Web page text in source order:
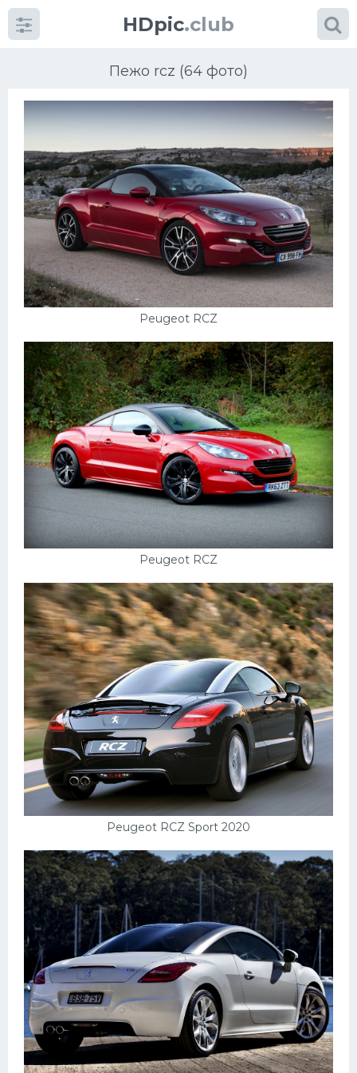
HDpic.club
Пежо rcz (64 фото)
Peugeot RCZ
Peugeot RCZ
Peugeot RCZ Sport 2020
Категории
Разное
Автомобили
Красивые фото машин
Ниссан
Пежо
Ауди
Гараж
Русские авто
Сузуки
Мерседес
Фольксваген
Лексус
Дэу
Скания
Форд
Черри
Джили
Кавасаки
Инфинити
ЛУАЗ
Фиат
Ситроен
Субару
Опель